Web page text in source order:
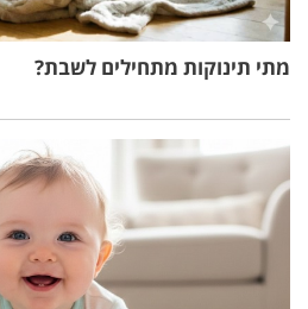
מתי תינוקות מתחילים לשבת?